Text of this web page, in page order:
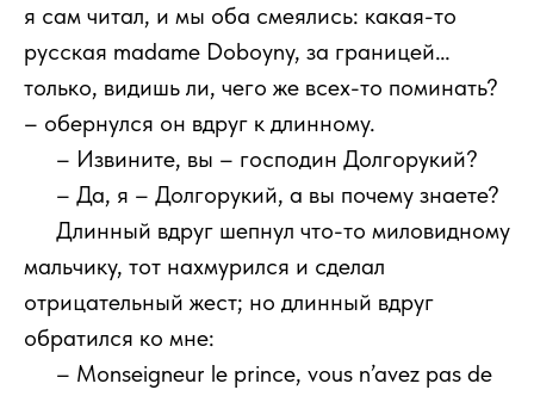
я сам читал, и мы оба смеялись: какая-то
русская madame Doboyny, за границей…
только, видишь ли, чего же всех-то поминать?
– обернулся он вдруг к длинному.
– Извините, вы – господин Долгорукий?
– Да, я – Долгорукий, а вы почему знаете?
Длинный вдруг шепнул что-то миловидному
мальчику, тот нахмурился и сделал
отрицательный жест; но длинный вдруг
обратился ко мне:
– Monseigneur le prince, vous n’avez pas de